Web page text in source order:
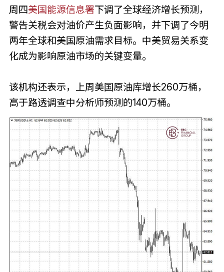
周四美国能源信息署下调了全球经济增长预测，
警告关税会对油价产生负面影响，并下调了今明
两年全球和美国原油需求目标。中美贸易关系变
化成为影响原油市场的关键变量。
该机构还表示，上周美国原油库增长260万桶，
高于路透调查中分析师预测的140万桶。